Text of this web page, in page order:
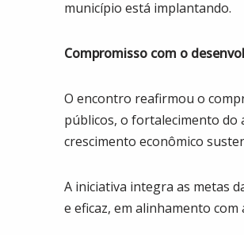
município está implantando.
Compromisso com o
O encontro reafirmou o
públicos, o fortalecimento do
crescimento econômico
A iniciativa integra as metas
e eficaz, em alinhamento